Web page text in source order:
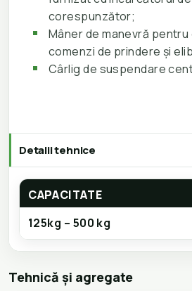
corespunzător;
Mâner de manevră
comenzi de prindere și
Cârlig de suspendare
Detalii tehnice
CAPACITATE
125kg – 500 kg
Tehnică și agregate